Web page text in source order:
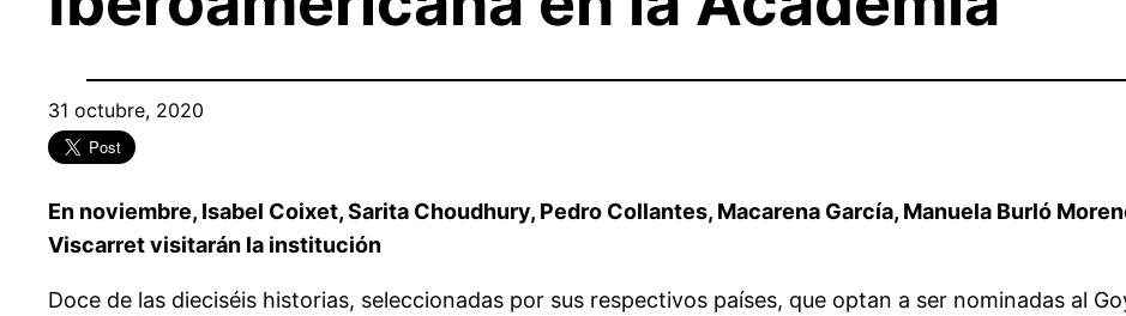
31 octubre, 2020
En noviembre, Isabel Coixet, Sarita Choudhury, Pedro Collantes, Macarena García, Manuela Burló
Viscarret visitarán la institución
Doce de las dieciséis historias, seleccionadas por sus respectivos países, que optan a ser nominadas al